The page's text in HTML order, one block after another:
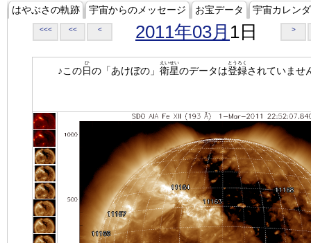
はやぶさの軌跡 宇宙からのメッセージ お宝データ 宇宙カレン
<<< << < 2011年03月 1日 >
♪この日
ひ
の「あけぼの」 衛星
えいせい
のデータは登録
とうろく
されていませ